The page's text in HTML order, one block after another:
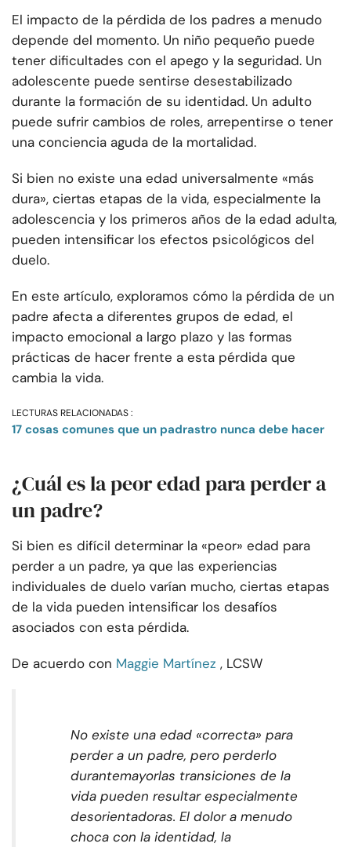
El impacto de la pérdida de los padres a menudo
depende del momento. Un niño pequeño puede
tener dificultades con el apego y la seguridad. Un
adolescente puede sentirse desestabilizado
durante la formación de su identidad. Un adulto
puede sufrir cambios de roles, arrepentirse o tener
una conciencia aguda de la mortalidad.
Si bien no existe una edad universalmente «más
dura», ciertas etapas de la vida, especialmente la
adolescencia y los primeros años de la edad adulta,
pueden intensificar los efectos psicológicos del
duelo.
En este artículo, exploramos cómo la pérdida de un
padre afecta a diferentes grupos de edad, el
impacto emocional a largo plazo y las formas
prácticas de hacer frente a esta pérdida que
cambia la vida.
LECTURAS RELACIONADAS :
17 cosas comunes que un padrastro nunca debe hacer
¿Cuál es la peor edad para perder a
un padre?
Si bien es difícil determinar la «peor» edad para
perder a un padre, ya que las experiencias
individuales de duelo varían mucho, ciertas etapas
de la vida pueden intensificar los desafíos
asociados con esta pérdida.
De acuerdo con Maggie Martínez , LCSW
No existe una edad «correcta» para
perder a un padre, pero perderlo
durantemayorlas transiciones de la
vida pueden resultar especialmente
desorientadoras. El dolor a menudo
choca con la identidad, la